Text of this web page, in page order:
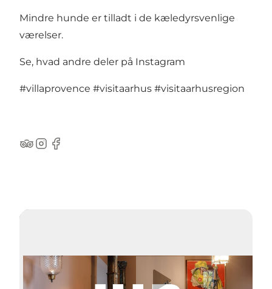
Mindre hunde er tilladt i de kæledyrsvenlige
værelser.
Se, hvad andre deler på Instagram
#villaprovence #visitaarhus #visitaarhusregion
TripAdvisor
Instagram
Facebook